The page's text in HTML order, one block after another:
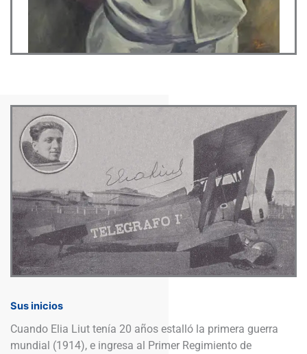
Sus inicios
Cuando Elia Liut tenía 20 años estalló la primera guerra
mundial (1914), e ingresa al Primer Regimiento de